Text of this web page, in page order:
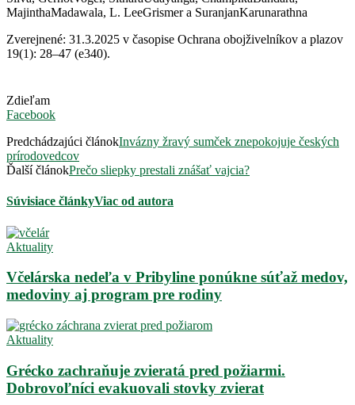
MajinthaMadawala, L. LeeGrismer a SuranjanKarunarathna
Zverejnené: 31.3.2025 v časopise Ochrana obojživelníkov a plazov
19(1): 28–47 (e340).
Zdieľam
Facebook
Predchádzajúci článokInvázny žravý sumček znepokojuje českých
prírodovedcov
Ďalší článokPrečo sliepky prestali znášať vajcia?
Súvisiace článkyViac od autora
Aktuality
Včelárska nedeľa v Pribyline ponúkne súťaž medov,
medoviny aj program pre rodiny
Aktuality
Grécko zachraňuje zvieratá pred požiarmi.
Dobrovoľníci evakuovali stovky zvierat